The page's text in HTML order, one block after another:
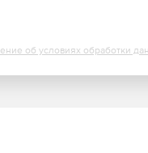
об условиях обработки